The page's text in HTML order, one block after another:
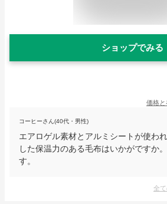
ショップでみる
価格と
コーヒーさん(40代・男性)
エアロゲル素材とアルミシートが使わ
した保温力のある毛布はいかがですか
す。
全